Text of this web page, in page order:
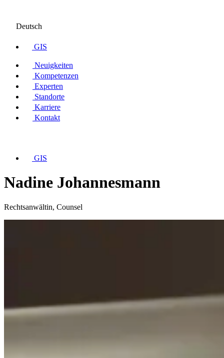
Deutsch
GIS
Neuigkeiten
Kompetenzen
Experten
Standorte
Karriere
Kontakt
GIS
Nadine Johannesmann
Rechtsanwältin, Counsel